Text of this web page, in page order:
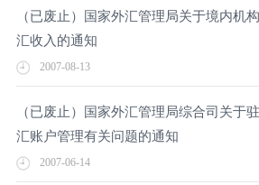
（已废止）国家外汇管理局关于境内机
汇收入的通知
2007-08-13
（已废止）国家外汇管理局综合司关于
汇账户管理有关问题的通知
2007-06-14